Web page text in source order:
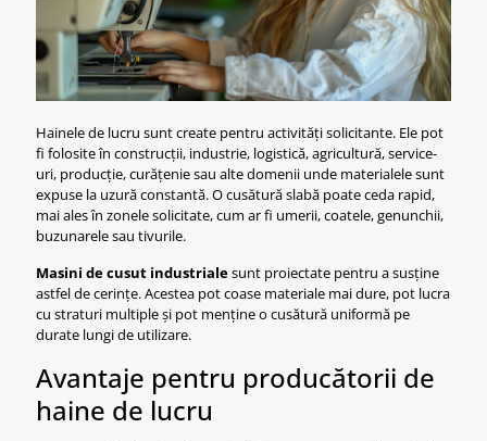
Hainele de lucru sunt create pentru activități solicitante. Ele pot
fi folosite în construcții, industrie, logistică, agricultură, service-
uri, producție, curățenie sau alte domenii unde materialele sunt
expuse la uzură constantă. O cusătură slabă poate ceda rapid,
mai ales în zonele solicitate, cum ar fi umerii, coatele, genunchii,
buzunarele sau tivurile.
Masini de cusut industrialesunt proiectate pentru a susține
astfel de cerințe. Acestea pot coase materiale mai dure, pot lucra
cu straturi multiple și pot menține o cusătură uniformă pe
durate lungi de utilizare.
Avantaje pentru producătorii de
haine de lucru